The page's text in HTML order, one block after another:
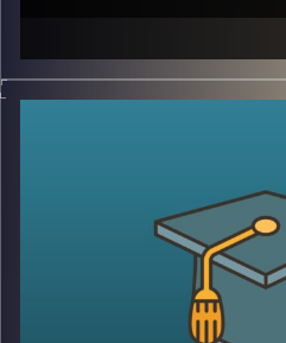
הבעיות שבחקלאות
הדברה ואיך כל זה פוגע במאזן
ועוד)
זה אומר
איכות המים, השקיה והאם
להאכיל את העולם עד